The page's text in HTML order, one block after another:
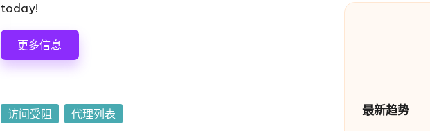
today!
更多信息
发访问受阻 代理列表
最新趋势